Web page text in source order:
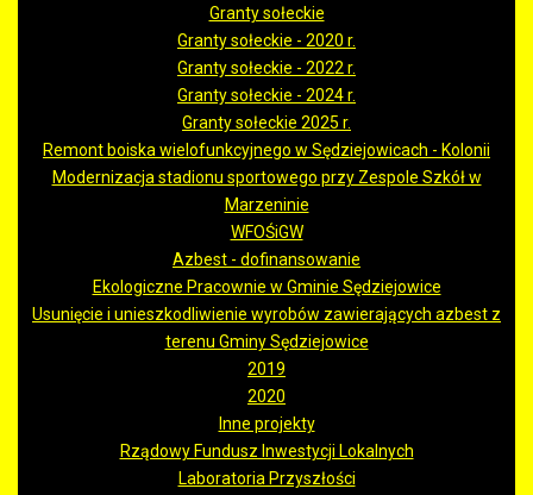
Granty sołeckie
Granty sołeckie - 2020 r.
Granty sołeckie - 2022 r.
Granty sołeckie - 2024 r.
Granty sołeckie 2025 r.
Remont boiska wielofunkcyjnego w Sędziejowicach - Kolonii
Modernizacja stadionu sportowego przy Zespole Szkół w
Marzeninie
WFOŚiGW
Azbest - dofinansowanie
Ekologiczne Pracownie w Gminie Sędziejowice
Usunięcie i unieszkodliwienie wyrobów zawierających azbest z
terenu Gminy Sędziejowice
2019
2020
Inne projekty
Rządowy Fundusz Inwestycji Lokalnych
Laboratoria Przyszłości